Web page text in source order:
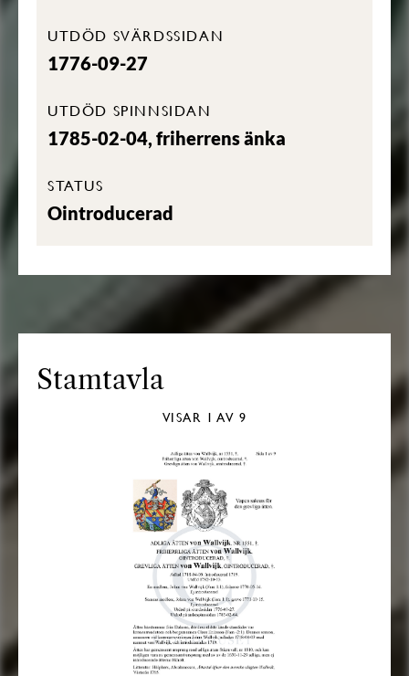
UTDÖD SVÄRDSSIDAN
1776-09-27
UTDÖD SPINNSIDAN
1785-02-04, friherrens änka
STATUS
Ointroducerad
Stamtavla
VISAR 1 AV 9